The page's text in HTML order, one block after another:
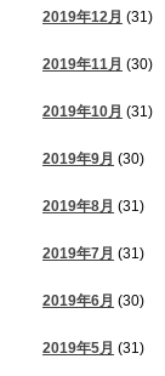
2019年12月 (31)
2019年11月 (30)
2019年10月 (31)
2019年9月 (30)
2019年8月 (31)
2019年7月 (31)
2019年6月 (30)
2019年5月 (31)